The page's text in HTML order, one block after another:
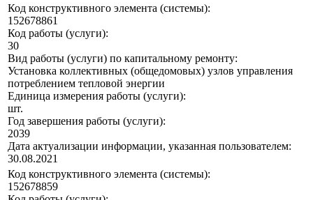
Код конструктивного элемента (системы):
152678861
Код работы (услуги):
30
Вид работы (услуги) по капитальному ремонту:
Установка коллективных (общедомовых) узлов управления
потреблением тепловой энергии
Единица измерения работы (услуги):
шт.
Год завершения работы (услуги):
2039
Дата актуализации информации, указанная пользователем:
30.08.2021
Код конструктивного элемента (системы):
152678859